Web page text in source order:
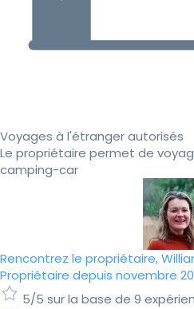
Voyages à l'étranger autorisés
Le propriétaire permet de
camping-car
Rencontrez le propriétaire,
Propriétaire depuis novembre
5/5 sur la base de 9